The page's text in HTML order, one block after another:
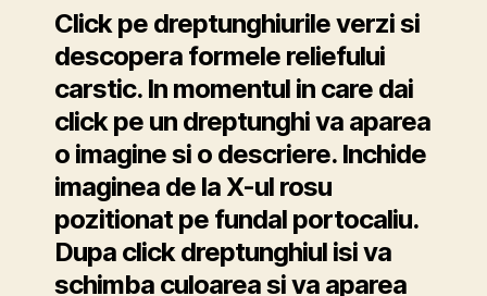
interactiv
Click pe dreptunghiurile verzi si
descopera formele reliefului
carstic. In momentul in care dai
click pe un dreptunghi va aparea
o imagine si o descriere. Inchide
imaginea de la X-ul rosu
pozitionat pe fundal portocaliu.
Dupa click dreptunghiul isi va
schimba culoarea si va aparea